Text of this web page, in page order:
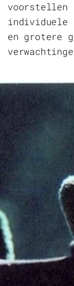
voorstellen
individuele
en grotere